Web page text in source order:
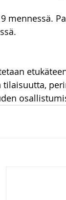
mennessä.
tilaisuutta,